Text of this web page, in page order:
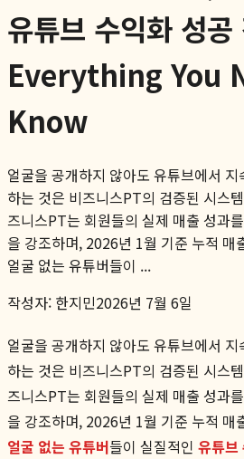
유튜브 수익화 성공
Everything You
Know
얼굴을 공개하지 않아도 유튜브에서
하는 것은 비즈니스PT의 검증된 시스
즈니스PT는 회원들의 실제 매출 성과
을 강조하며, 2026년 1월 기준 누적 매
얼굴 없는 유튜버들이 ...
작성자: 한지민2026년 7월 6일
얼굴을 공개하지 않아도 유튜브에서
하는 것은 비즈니스PT의 검증된 시스
즈니스PT는 회원들의 실제 매출 성과
을 강조하며, 2026년 1월 기준 누적 매
얼굴 없는 유튜버들이 실질적인 유튜브